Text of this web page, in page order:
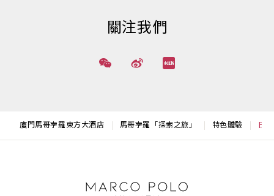
關注我們
廈門馬哥孛羅東方大酒店 馬哥孛羅「探索之旅」 特色體驗 日